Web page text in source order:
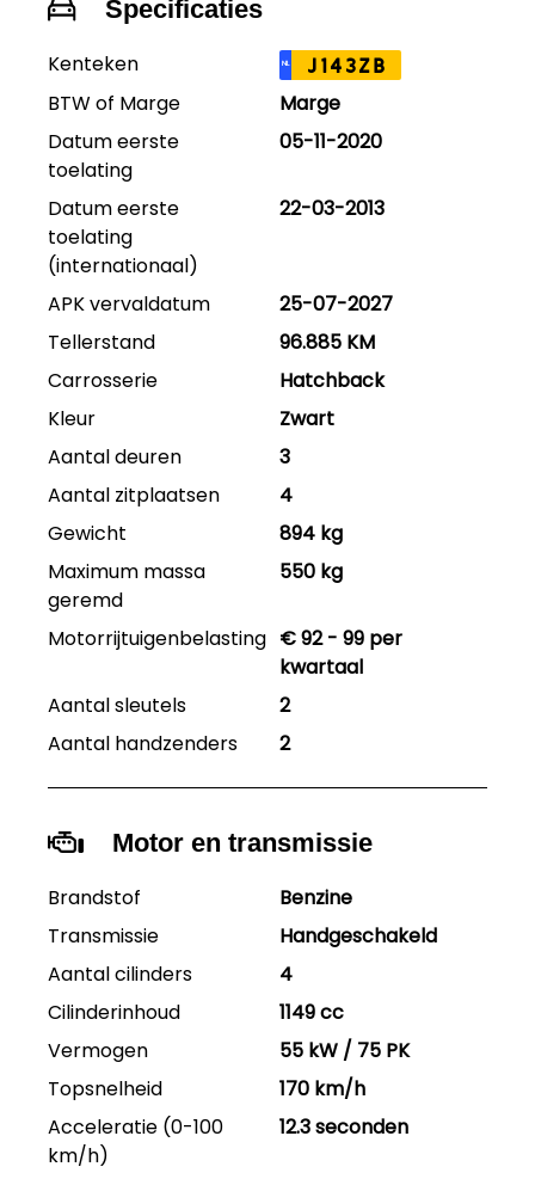
Specificaties
Kenteken NL J143ZB
BTW of Marge
Marge
Datum eerste
toelating
05-11-2020
Datum eerste
toelating
(internationaal)
22-03-2013
APK vervaldatum
25-07-2027
Tellerstand
96.885 KM
Carrosserie
Hatchback
Kleur
Zwart
Aantal deuren
3
Aantal zitplaatsen
4
Gewicht
894 kg
Maximum massa
geremd
550 kg
Motorrijtuigenbelasting € 92 - 99 per
kwartaal
Aantal sleutels
2
Aantal handzenders
2
Motor en transmissie
Brandstof
Benzine
Transmissie
Handgeschakeld
Aantal cilinders
4
Cilinderinhoud
1149 cc
Vermogen
55 kW / 75 PK
Topsnelheid
170 km/h
Acceleratie (0-100
km/h)
12.3 seconden